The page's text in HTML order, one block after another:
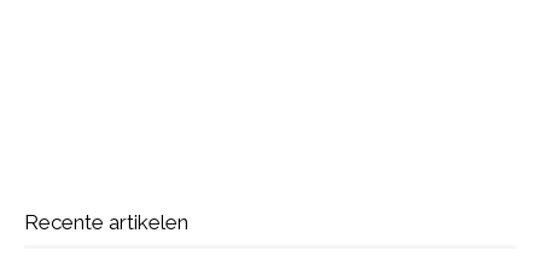
Recente artikelen